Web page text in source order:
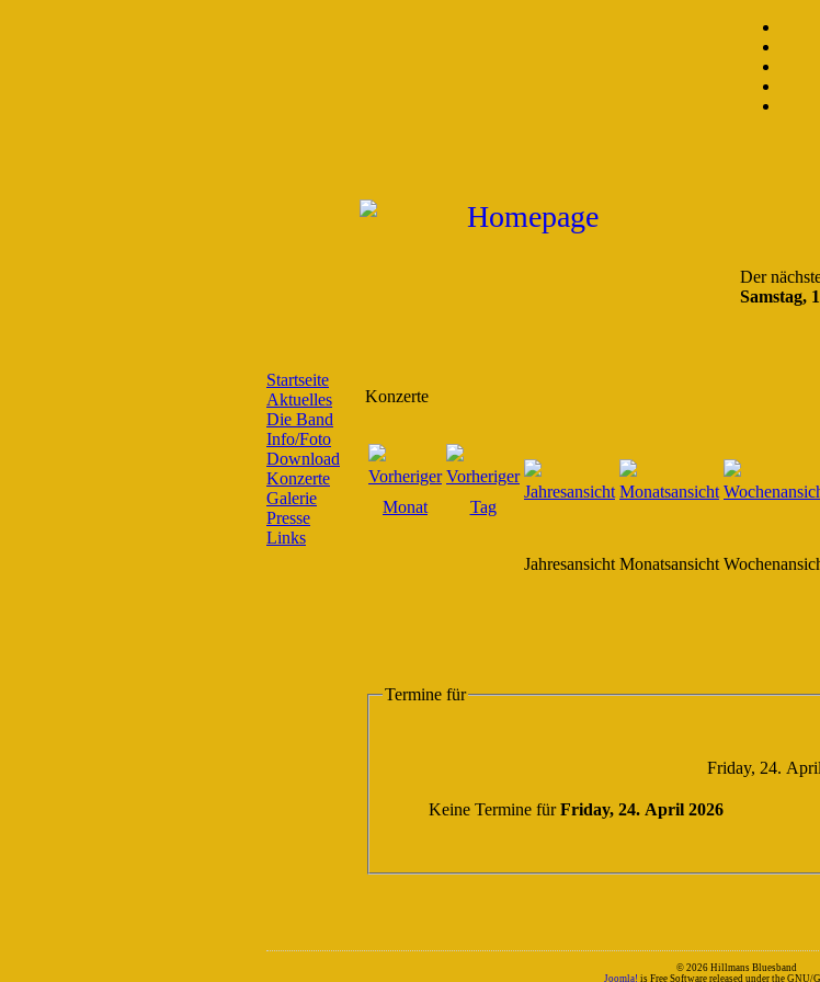
Der
Samstag,
Startseite
Aktuelles
Die Band
Info/Foto
Download
Konzerte
Galerie
Presse
Links
Konzerte
Jahresansicht Monatsansicht
Termine für
Friday, 24.
Keine Termine fürFriday, 24. April 2026
© 2026 Hillmans Bluesband
Joomla! is Free Software released under the GNU/